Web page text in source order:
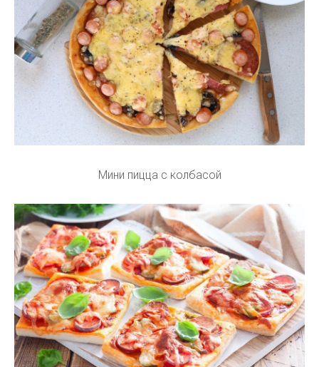
Мини пицца с колбасой